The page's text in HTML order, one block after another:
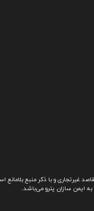
غیرتجاری و با ذکر منبع
ایمن سازان پترو می‌باشد.